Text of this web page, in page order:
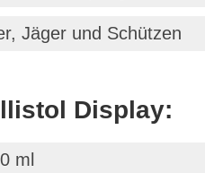
Jäger und Schützen
Display:
ml